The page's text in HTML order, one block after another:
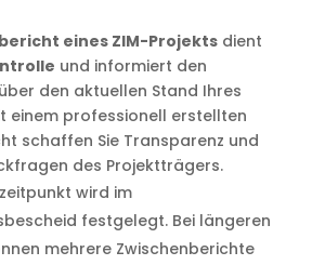
eines ZIM-Projektsdient
und informiert den
den aktuellen Stand Ihres
einem professionell erstellten
schaffen Sie Transparenz und
des Projektträgers.
wird im
festgelegt. Bei längeren
mehrere Zwischenberichte